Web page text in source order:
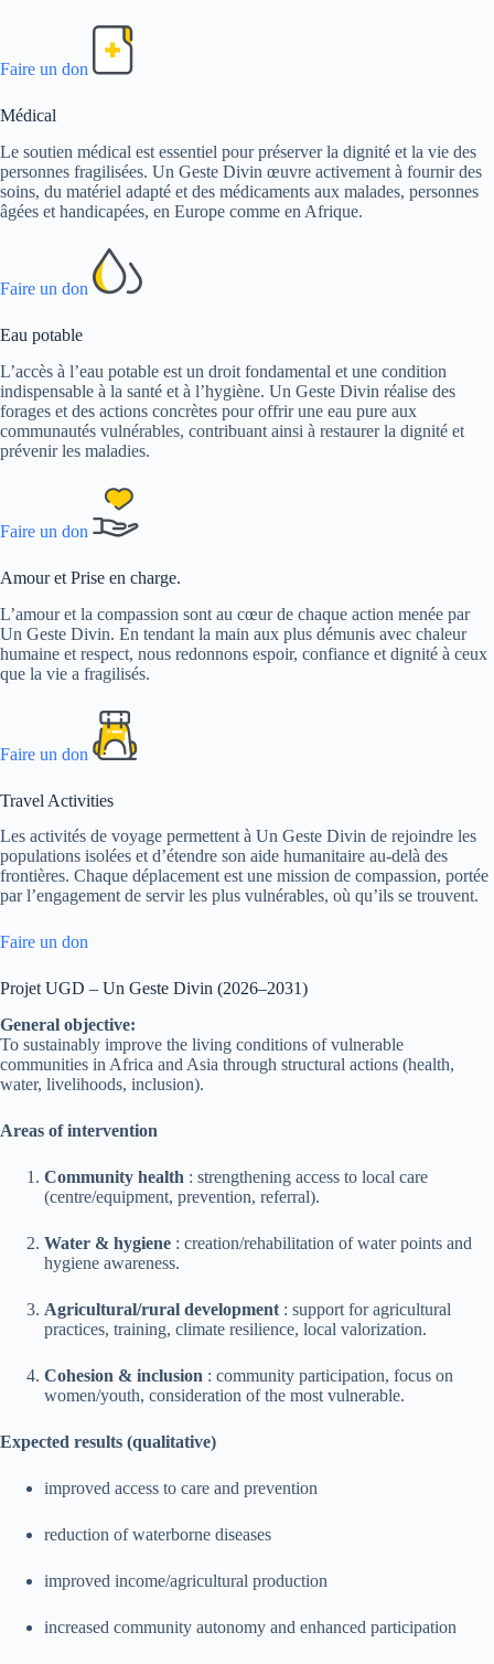
Faire un don
Médical
Le soutien médical est essentiel pour préserver la dignité et la vie des
personnes fragilisées. Un Geste Divin œuvre activement à fournir des
soins, du matériel adapté et des médicaments aux malades, personnes
âgées et handicapées, en Europe comme en Afrique.
Faire un don
Eau potable
L’accès à l’eau potable est un droit fondamental et une condition
indispensable à la santé et à l’hygiène. Un Geste Divin réalise des
forages et des actions concrètes pour offrir une eau pure aux
communautés vulnérables, contribuant ainsi à restaurer la dignité et
prévenir les maladies.
Faire un don
Amour et Prise en charge.
L’amour et la compassion sont au cœur de chaque action menée par
Un Geste Divin. En tendant la main aux plus démunis avec chaleur
humaine et respect, nous redonnons espoir, confiance et dignité à ceux
que la vie a fragilisés.
Faire un don
Travel Activities
Les activités de voyage permettent à Un Geste Divin de rejoindre les
populations isolées et d’étendre son aide humanitaire au-delà des
frontières. Chaque déplacement est une mission de compassion, portée
par l’engagement de servir les plus vulnérables, où qu’ils se trouvent.
Faire un don
Projet UGD – Un Geste Divin (2026–2031)
General objective:
To sustainably improve the living conditions of vulnerable
communities in Africa and Asia through structural actions (health,
water, livelihoods, inclusion).
Areas of intervention
Community health : strengthening access to local care
(centre/equipment, prevention, referral).
Water & hygiene : creation/rehabilitation of water points and
hygiene awareness.
Agricultural/rural development : support for agricultural
practices, training, climate resilience, local valorization.
Cohesion & inclusion : community participation, focus on
women/youth, consideration of the most vulnerable.
Expected results (qualitative)
improved access to care and prevention
reduction of waterborne diseases
improved income/agricultural production
increased community autonomy and enhanced participation